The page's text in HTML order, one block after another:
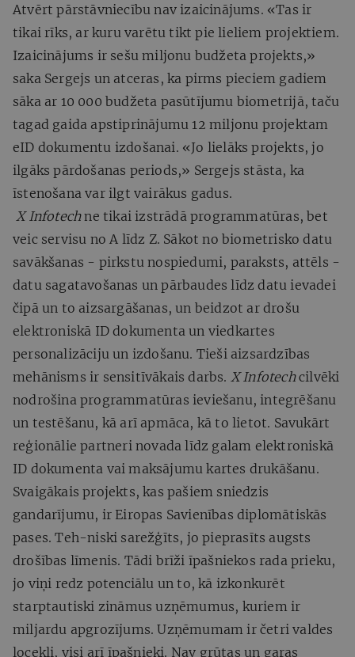
Atvērt pārstāvniecību nav izaicinājums. «Tas ir
tikai rīks, ar kuru varētu tikt pie lieliem projektiem.
Izaicinājums ir sešu miljonu budžeta projekts,»
saka Sergejs un atceras, ka pirms pieciem gadiem
sāka ar 10 000 budžeta pasūtījumu biometrijā, taču
tagad gaida apstiprinājumu 12 miljonu projektam
eID dokumentu izdošanai. «Jo lielāks projekts, jo
ilgāks pārdošanas periods,» Sergejs stāsta, ka
īstenošana var ilgt vairākus gadus.
X Infotechne tikai izstrādā programmatūras, bet
veic servisu no A līdz Z. Sākot no biometrisko datu
savākšanas - pirkstu nospiedumi, paraksts, attēls -
datu sagatavošanas un pārbaudes līdz datu ievadei
čipā un to aizsargāšanas, un beidzot ar drošu
elektroniskā ID dokumenta un viedkartes
personalizāciju un izdošanu. Tieši aizsardzības
mehānisms ir sensitīvākais darbs. X Infotechcilvēki
nodrošina programmatūras ieviešanu, integrēšanu
un testēšanu, kā arī apmāca, kā to lietot. Savukārt
reģionālie partneri novada līdz galam elektroniskā
ID dokumenta vai maksājumu kartes drukāšanu.
Svaigākais projekts, kas pašiem sniedzis
gandarījumu, ir Eiropas Savienības diplomātiskās
pases. Teh-niski sarežģīts, jo pieprasīts augsts
drošības līmenis. Tādi brīži īpašniekos rada prieku,
jo viņi redz potenciālu un to, kā izkonkurēt
starptautiski zināmus uzņēmumus, kuriem ir
miljardu apgrozījums. Uzņēmumam ir četri valdes
locekļi, visi arī īpašnieki. Nav grūtas un garas